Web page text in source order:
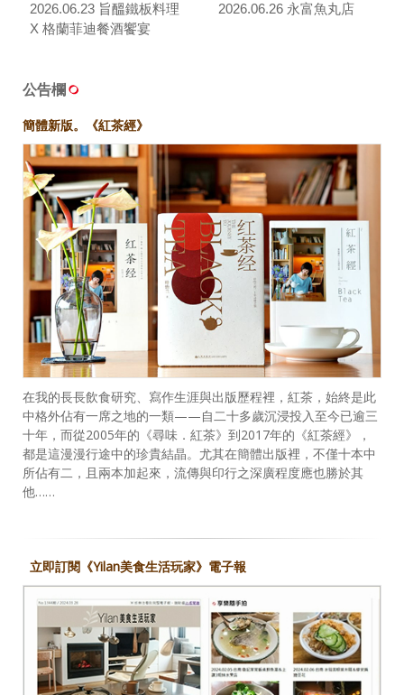
2026.06.23 旨醞鐵板料理
X 格蘭菲迪餐酒饗宴
2026.06.26 永富魚丸店
公告欄
簡體新版。《紅茶經》
在我的長長飲食研究、寫作生涯與出版歷程裡，紅茶，始終是此
中格外佔有一席之地的一類——自二十多歲沉浸投入至今已逾三
十年，而從2005年的《尋味．紅茶》到2017年的《紅茶經》，
都是這漫漫行途中的珍貴結晶。尤其在簡體出版裡，不僅十本中
所佔有二，且兩本加起來，流傳與印行之深廣程度應也勝於其
他……
立即訂閱《Yilan美食生活玩家》電子報